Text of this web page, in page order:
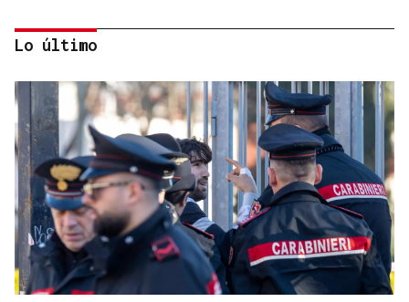
Reino Unido, a un paso de volver al programa
Erasmus
Lo último